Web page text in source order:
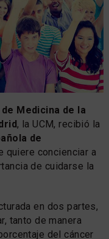
de Medicina de la
, la UCM, recibió la
de
quiere concienciar a
de cuidarse la
en dos partes,
tanto de manera
del cáncer